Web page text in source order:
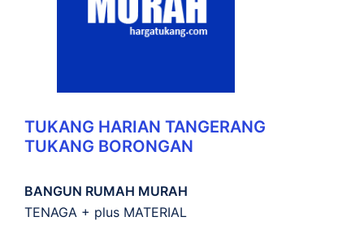
TUKANG HARIAN TANGERANG
TUKANG BORONGAN
BANGUN RUMAH MURAH
TENAGA + plus MATERIAL